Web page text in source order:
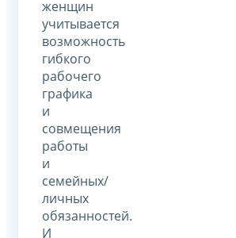
женщин
учитывается
возможность
гибкого
рабочего
графика
и
совмещения
работы
и
семейных/
личных
обязанностей.
И